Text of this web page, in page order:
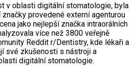
v oblasti digitální stomatologie, byla
provedené externí agenturou
jako nejlepší značka intraorálních
více než 3800 veřejně
Reddit r/Dentistry, kde lékaři a
své zkušenosti s nástroji a
digitální stomatologie.